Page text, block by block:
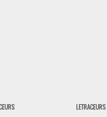
LETRACEURS